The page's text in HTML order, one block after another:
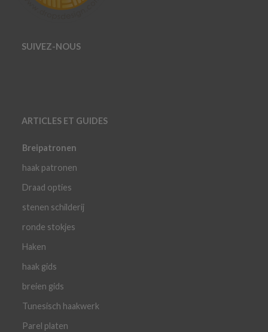
SUIVEZ-NOUS
ARTICLES ET GUIDES
Breipatronen
haak patronen
Draad opties
stenen schilderij
ronde stokjes
Haken
haak gids
breien gids
Tunesisch haakwerk
Parel platen